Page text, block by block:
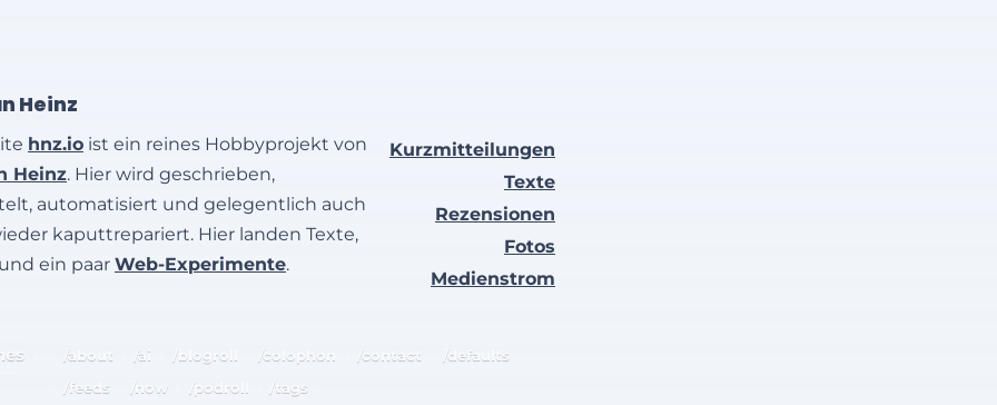
Heinz
hnz.io ist ein reines Hobbyprojekt von
Heinz. Hier wird geschrieben,
automatisiert und gelegentlich auch
kaputtrepariert. Hier landen Texte,
ein paar Web-Experimente.
Kurzmitteilungen
Texte
Rezensionen
Fotos
Medienstrom
/about /ai /blogroll /colophon /contact
/defaults
/feeds
/now /podroll /tags